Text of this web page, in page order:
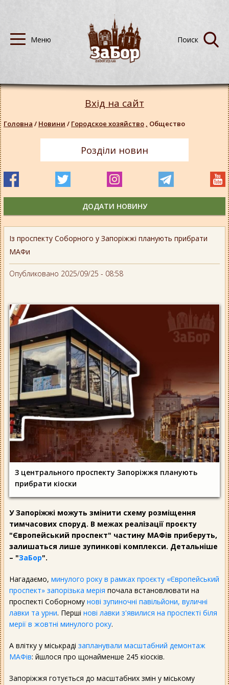
Із проспекту Соборного у Запоріжжі планують прибрати
МАФи
Опубликовано 2025/09/25 - 08:58
З центрального проспекту Запоріжжя планують
прибрати кіоски
У Запоріжжі можуть змінити схему розміщення
тимчасових споруд. В межах реалізації проєкту
"Європейський проспект" частину МАФів приберуть,
залишаться лише зупинкові комплекси. Детальніше
– "ЗаБор".
Нагадаємо, минулого року в рамках проєкту «Європейський
проспект» запорізька мерія почала встановлювати на
проспекті Соборному нові зупиночні павільйони, вуличні
лавки та урни. Перші нові лавки з'явилися на проспекті біля
мерії в жовтні минулого року.
А влітку у міськраді запланували масштабний демонтаж
МАФів: йшлося про щонайменше 245 кіосків.
Запоріжжя готується до масштабних змін у міському
Вхід на сайт
Головна / Новини / Городское хозяйство , Общество
Розділи новин
ДОДАТИ НОВИНУ